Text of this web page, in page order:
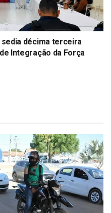
décima terceira
Integração da Força